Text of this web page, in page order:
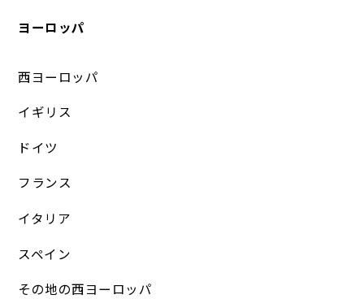
ヨーロッパ
西ヨーロッパ
イギリス
ドイツ
フランス
イタリア
スペイン
その地の西ヨーロッパ